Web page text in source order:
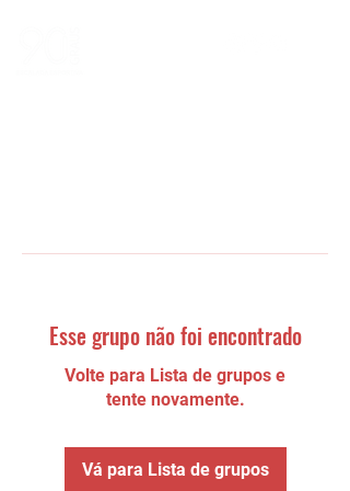
Esse grupo não foi encontrado
Volte para Lista de grupos e
tente novamente.
Vá para Lista de grupos